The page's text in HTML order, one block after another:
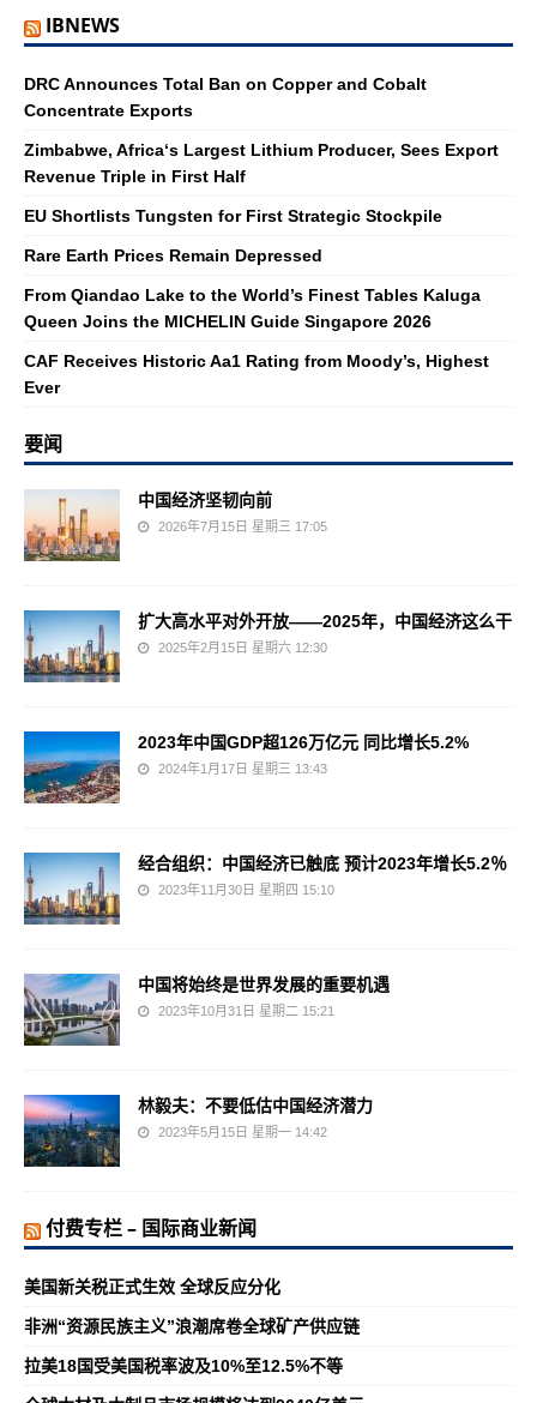
IBNEWS
DRC Announces Total Ban on Copper and Cobalt
Concentrate Exports
Zimbabwe, Africa‘s Largest Lithium Producer, Sees Export
Revenue Triple in First Half
EU Shortlists Tungsten for First Strategic Stockpile
Rare Earth Prices Remain Depressed
From Qiandao Lake to the World’s Finest Tables Kaluga
Queen Joins the MICHELIN Guide Singapore 2026
CAF Receives Historic Aa1 Rating from Moody’s, Highest
Ever
要闻
中国经济坚韧向前
2026年7月15日 星期三 17:05
扩大高水平对外开放——2025年，中国经济这么干
2025年2月15日 星期六 12:30
2023年中国GDP超126万亿元 同比增长5.2%
2024年1月17日 星期三 13:43
经合组织：中国经济已触底 预计2023年增长5.2％
2023年11月30日 星期四 15:10
中国将始终是世界发展的重要机遇
2023年10月31日 星期二 15:21
林毅夫：不要低估中国经济潜力
2023年5月15日 星期一 14:42
付费专栏 – 国际商业新闻
美国新关税正式生效 全球反应分化
非洲“资源民族主义”浪潮席卷全球矿产供应链
拉美18国受美国税率波及10%至12.5%不等